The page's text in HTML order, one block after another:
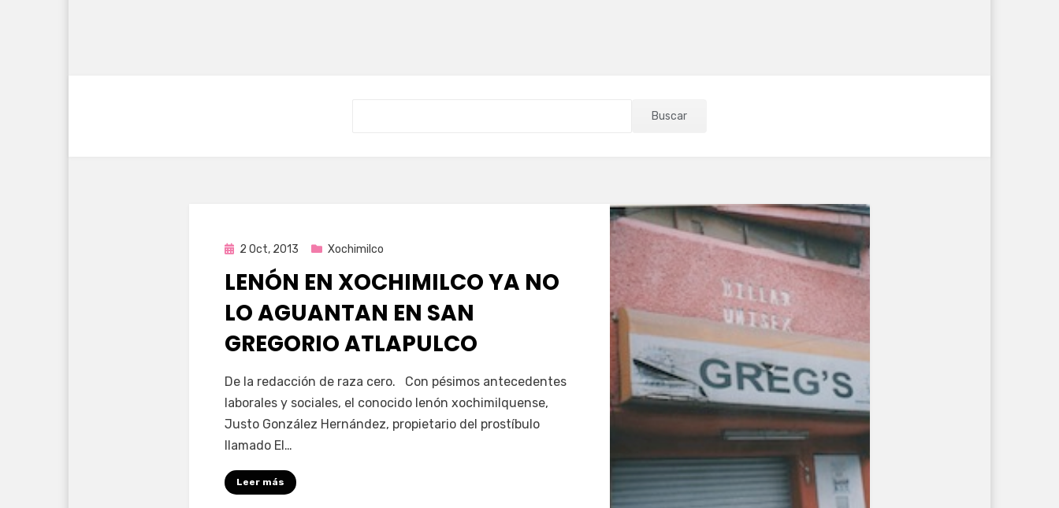
Buscar
Publicada
2 Oct, 2013 Xochimilco
LENÓN EN XOCHIMILCO YA NO
LO AGUANTAN EN SAN
GREGORIO ATLAPULCO
porEnrique
De la redacción de raza cero. Con pésimos antecedentes
laborales y sociales, el conocido lenón xochimilquense,
Justo González Hernández, propietario del prostíbulo
llamado El…
Leer más